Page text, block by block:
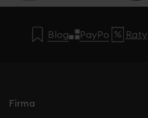
Blog PayPo Raty
Firma